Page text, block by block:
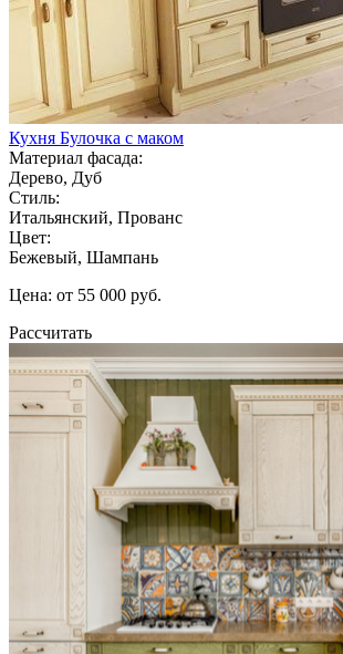
Кухня Булочка с маком
Материал фасада:
Дерево, Дуб
Стиль:
Итальянский, Прованс
Цвет:
Бежевый, Шампань
Цена: от 55 000 руб.
Рассчитать